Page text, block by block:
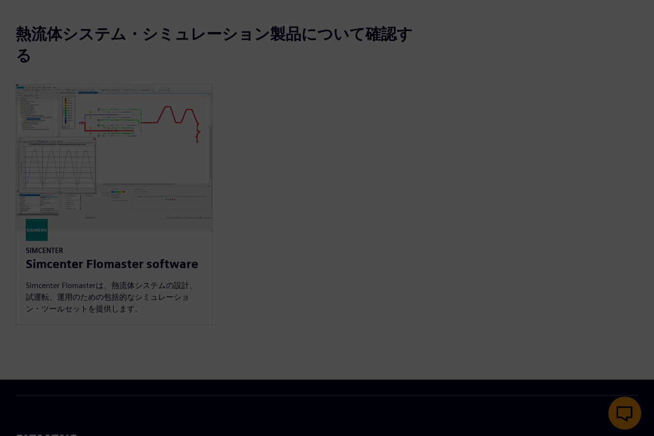
熱流体システム・シミュレーション製品について確認す
る
SIMCENTER
Simcenter Flomaster software
Simcenter Flomasterは、熱流体システムの設計、
試運転、運用のための包括的なシミュレーショ
ン・ツールセットを提供します。